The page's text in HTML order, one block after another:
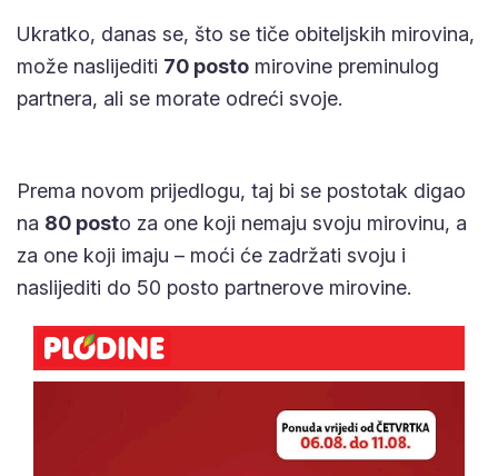
Ukratko, danas se, što se tiče obiteljskih mirovina,
može naslijediti 70 posto mirovine preminulog
partnera, ali se morate odreći svoje.
Prema novom prijedlogu, taj bi se postotak digao
na 80 posto za one koji nemaju svoju mirovinu, a
za one koji imaju – moći će zadržati svoju i
naslijediti do 50 posto partnerove mirovine.